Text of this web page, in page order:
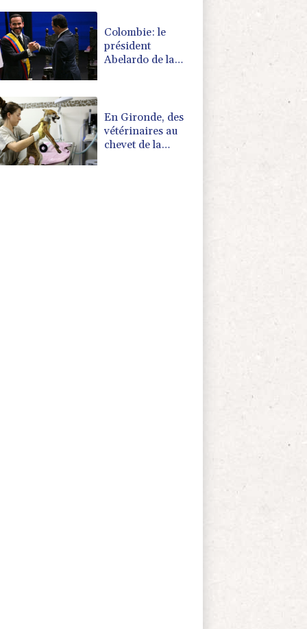
Colombie: le
président
Abelardo de la
En Gironde, des
vétérinaires au
chevet de la